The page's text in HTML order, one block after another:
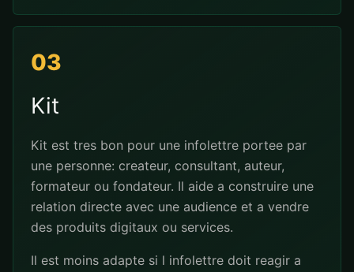
03
Kit
Kit est tres bon pour une infolettre portee par
une personne: createur, consultant, auteur,
formateur ou fondateur. Il aide a construire une
relation directe avec une audience et a vendre
des produits digitaux ou services.
Il est moins adapte si l infolettre doit reagir a